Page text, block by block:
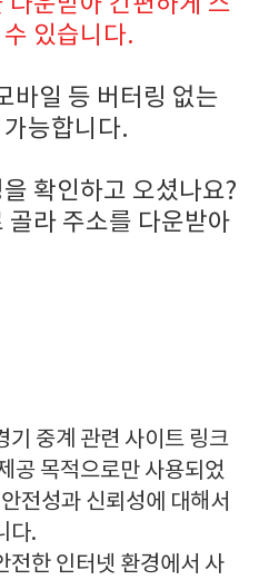
있습니다.
바일 등 버터링 없는
능합니다.
확인하고 오셨나요?
골라 주소를 다운받아
기 중계 관련 사이트 링크
공 목적으로만 사용되었
전성과 신뢰성에 대해서
다.
전한 인터넷 환경에서 사